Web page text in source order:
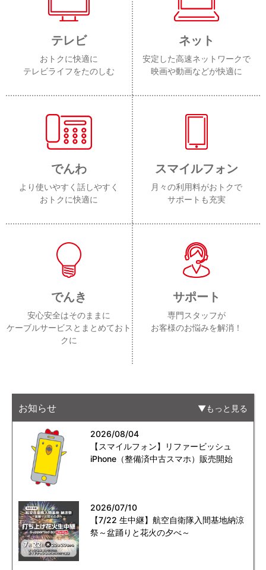
テレビ
おトクに快適に
テレビライフをたのしむ
ネット
安定した高速ネットワークで
映画や動画などが快適に
でんわ
より使いやすく話しやすく
おトクに快適に
スマイルフォン
月々の利用料がおトクで
サポートも充実
でんき
安心安全はそのままに
ケーブルサービスとまとめておト
クに
サポート
専門スタッフが
お客様のお悩みを解消！
お知らせ もっと見る
2026/08/04
【スマイルフォン】リファービッシュ
iPhone（整備済中古スマホ）販売開始
2026/07/10
【7/22 生中継】航空自衛隊入間基地納涼
祭～盆踊りと花火の夕べ～